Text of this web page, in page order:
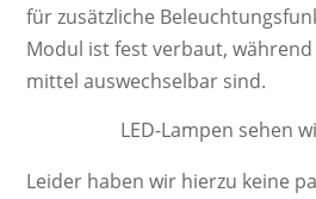
für zu­sätz­liche
Modul ist fest ver­baut,
mittel aus­wech­sel­bar sind.
LED-Lampen sehen
Leider haben wir hierzu keine